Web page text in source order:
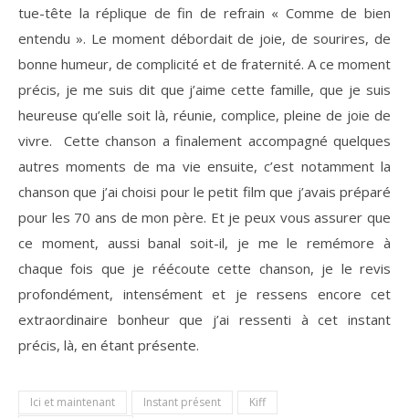
tue-tête la réplique de fin de refrain « Comme de bien
entendu ». Le moment débordait de joie, de sourires, de
bonne humeur, de complicité et de fraternité. A ce moment
précis, je me suis dit que j’aime cette famille, que je suis
heureuse qu’elle soit là, réunie, complice, pleine de joie de
vivre. Cette chanson a finalement accompagné quelques
autres moments de ma vie ensuite, c’est notamment la
chanson que j’ai choisi pour le petit film que j’avais préparé
pour les 70 ans de mon père. Et je peux vous assurer que
ce moment, aussi banal soit-il, je me le remémore à
chaque fois que je réécoute cette chanson, je le revis
profondément, intensément et je ressens encore cet
extraordinaire bonheur que j’ai ressenti à cet instant
précis, là, en étant présente.
Ici et maintenant Instant présent
Kiff